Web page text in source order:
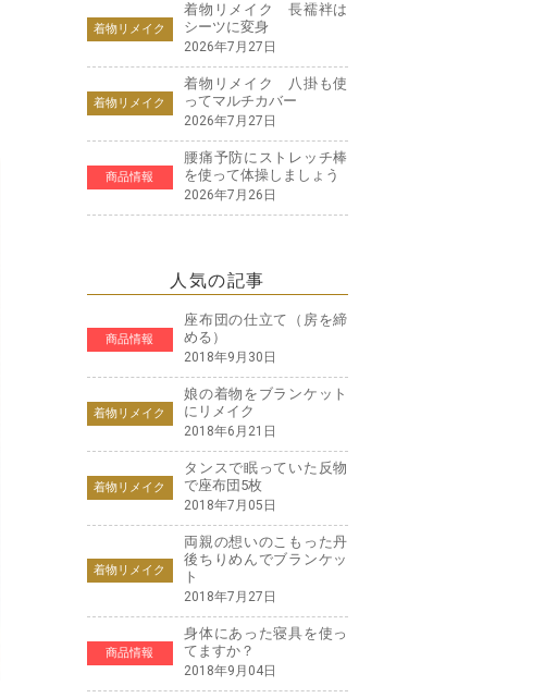
着物リメイク
着物リメイク 長襦袢は
シーツに変身
2026年7月27日
着物リメイク
着物リメイク 八掛も使
ってマルチカバー
2026年7月27日
商品情報
腰痛予防にストレッチ棒
を使って体操しましょう
2026年7月26日
人気の記事
商品情報
座布団の仕立て（房を締
める）
2018年9月30日
着物リメイク
娘の着物をブランケット
にリメイク
2018年6月21日
着物リメイク
タンスで眠っていた反物
で座布団5枚
2018年7月05日
着物リメイク
両親の想いのこもった丹
後ちりめんでブランケッ
ト
2018年7月27日
商品情報
身体にあった寝具を使っ
てますか？
2018年9月04日